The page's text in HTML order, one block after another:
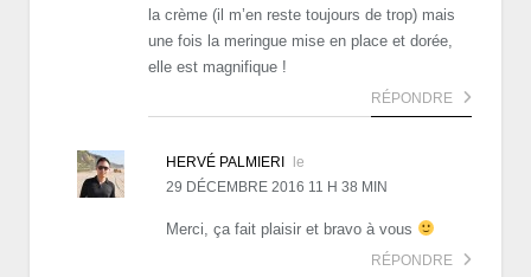
la crème (il m’en reste toujours de trop) mais
une fois la meringue mise en place et dorée,
elle est magnifique !
RÉPONDRE
HERVÉ PALMIERI
le
29 DÉCEMBRE 2016 11 H 38 MIN
Merci, ça fait plaisir et bravo à vous
RÉPONDRE